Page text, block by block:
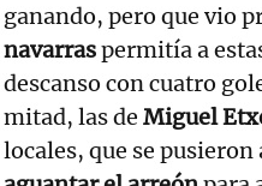
ganando, pero que vio
navarraspermitía a
descanso con cuatro
mitad, las de Miguel
locales, que se